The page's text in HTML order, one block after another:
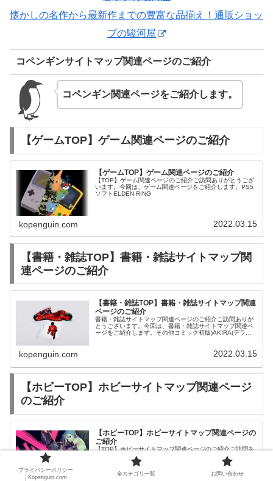
懐かしの名作から最新作までの豊富な品揃え！通販ショッ
プの駿河屋
コペンギンサイトマップ関連ページのご紹介
コペンギン関連ページをご紹介します。
【ゲームTOP】ゲーム関連ページのご紹介
【ゲームTOP】ゲーム関連ページのご紹介
【TOP】ゲーム関連ページのご紹介ご訪問ありがとうござ
います。今回は、ゲーム関連ページをご紹介します。PS5
ソフトELDEN RING
kopenguin.com 2022.03.15
【書籍・雑誌TOP】書籍・雑誌サイトマップ関
連ページのご紹介
【書籍・雑誌TOP】書籍・雑誌サイトマップ関連
ページのご紹介
書籍・雑誌サイトマップ関連ページのご紹介ご訪問ありが
とうございます。今回は、書籍・雑誌サイトマップ関連ペ
ージをご紹介します。その他コミック初版)AKIRA(デラッ
kopenguin.com 2022.03.15
【ホビーTOP】ホビーサイトマップ関連ページ
のご紹介
【ホビーTOP】ホビーサイトマップ関連ページの
ご紹介
【TOP】ホビーサイトマップ関連ページのご紹介ご訪問あ
りがとうございます。今回は、ホビーサイトマップ関連ペ
ージをご紹介します。プラモデル1/100 MG MS-09 ドム
プライバシーポリシー
│Kopenguin.com
全カテゴリ一覧 お問い合わせ